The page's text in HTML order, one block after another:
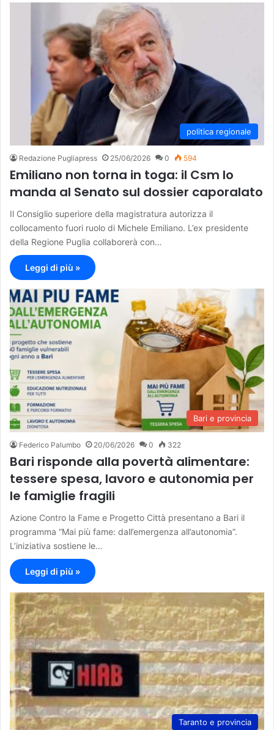
politica regionale
Redazione Pugliapress 25/06/2026 0 594
Emiliano non torna in toga: il Csm lo
manda al Senato sul dossier caporalato
Il Consiglio superiore della magistratura autorizza il
collocamento fuori ruolo di Michele Emiliano. L’ex presidente
della Regione Puglia collaborerà con…
Leggi di più »
Bari e provincia
Federico Palumbo 20/06/2026 0 322
Bari risponde alla povertà alimentare:
tessere spesa, lavoro e autonomia per
le famiglie fragili
Azione Contro la Fame e Progetto Città presentano a Bari il
programma “Mai più fame: dall’emergenza all’autonomia”.
L’iniziativa sostiene le…
Leggi di più »
Taranto e provincia